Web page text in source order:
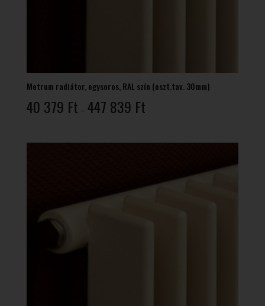
Metrum radiátor, egysoros, RAL szín (oszt.tav. 30mm)
40 379 Ft – 447 839 Ft40
-